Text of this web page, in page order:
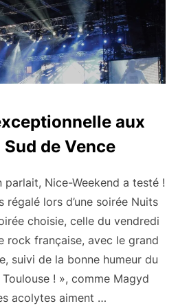
aux
de Vence
parlait, Nice-Weekend a testé !
régalé lors d’une soirée Nuits
choisie, celle du vendredi
rock française, avec le grand
suivi de la bonne humeur du
! », comme Magyd
acolytes aiment …